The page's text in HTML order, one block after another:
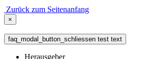
Zurück zum Seitenanfang
×
faq_modal_button_schliessen test text
Herausgeber